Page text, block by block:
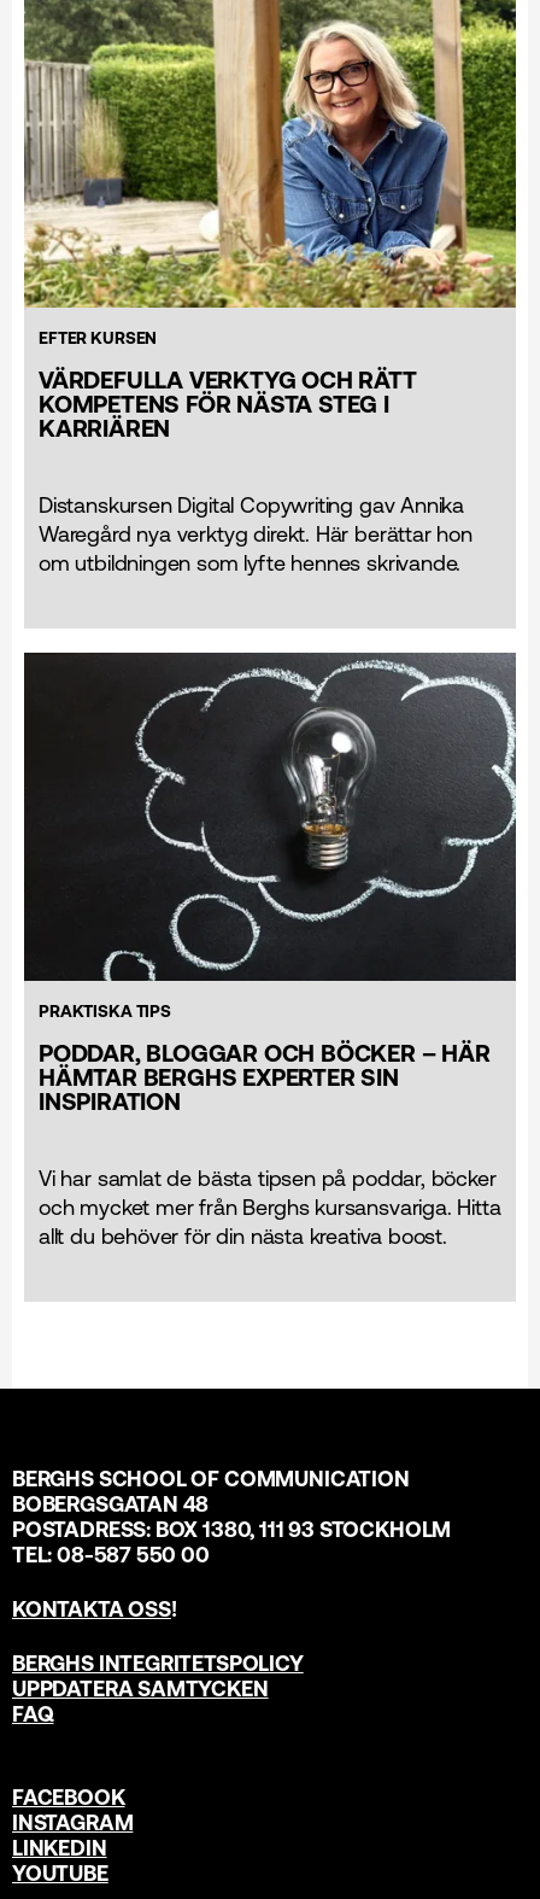
EFTER KURSEN
VÄRDEFULLA VERKTYG OCH RÄTT
KOMPETENS FÖR NÄSTA STEG I
KARRIÄREN
Distanskursen Digital Copywriting gav Annika
Waregård nya verktyg direkt. Här berättar hon
om utbildningen som lyfte hennes skrivande.
PRAKTISKA TIPS
PODDAR, BLOGGAR OCH BÖCKER – HÄR
HÄMTAR BERGHS EXPERTER SIN
INSPIRATION
Vi har samlat de bästa tipsen på poddar, böcker
och mycket mer från Berghs kursansvariga. Hitta
allt du behöver för din nästa kreativa boost.
BERGHS SCHOOL OF COMMUNICATION
BOBERGSGATAN 48
POSTADRESS: BOX 1380, 111 93 STOCKHOLM
TEL: 08-587 550 00
KONTAKTA OSS!
BERGHS INTEGRITETSPOLICY
UPPDATERA SAMTYCKEN
FAQ
FACEBOOK
INSTAGRAM
LINKEDIN
YOUTUBE